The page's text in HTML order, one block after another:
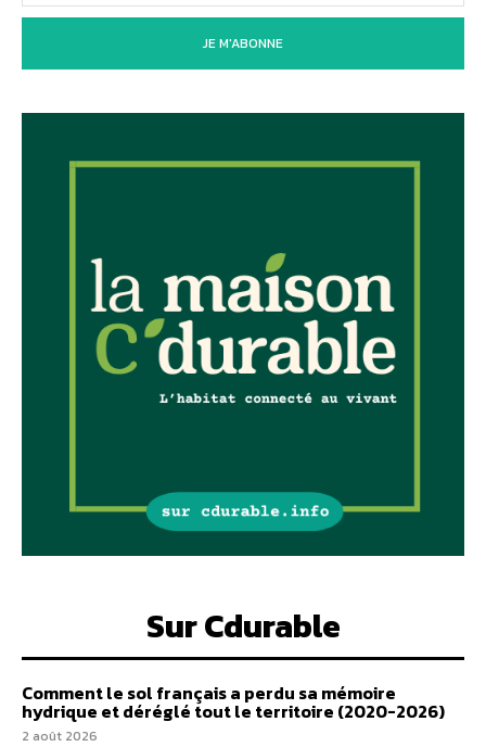
JE M'ABONNE
Sur Cdurable
Comment le sol français a perdu sa mémoire
hydrique et déréglé tout le territoire (2020-2026)
2 août 2026